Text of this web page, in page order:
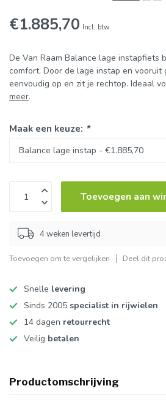
€1.885,70 Incl. btw
De Van Raam Balance lage instapfiets
comfort. Door de lage instap en
eenvoudig op en zit je rechtop. Ideaal
meer.
Maak een keuze: *
Toevoegen aan
4 weken levertijd
Toevoegen om te vergelijken Deel dit
Snelle levering
Sinds 2005 specialist in rijwielen
14 dagen retourrecht
Veilig betalen
Productomschrijving